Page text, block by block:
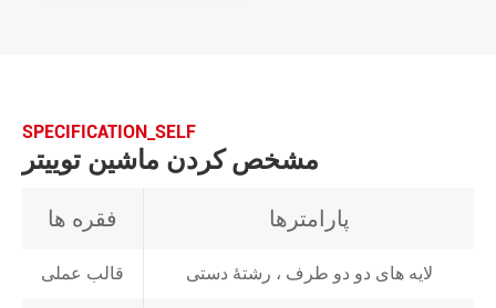
SPECIFICATION_SELF
مشخص کردن ماشین توییتر
فقره ها پارامترها
قالب عملی لایه های دو دو طرف ، رشتۀ دستی